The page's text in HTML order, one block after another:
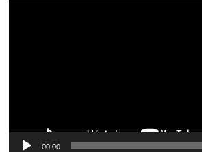
00:00